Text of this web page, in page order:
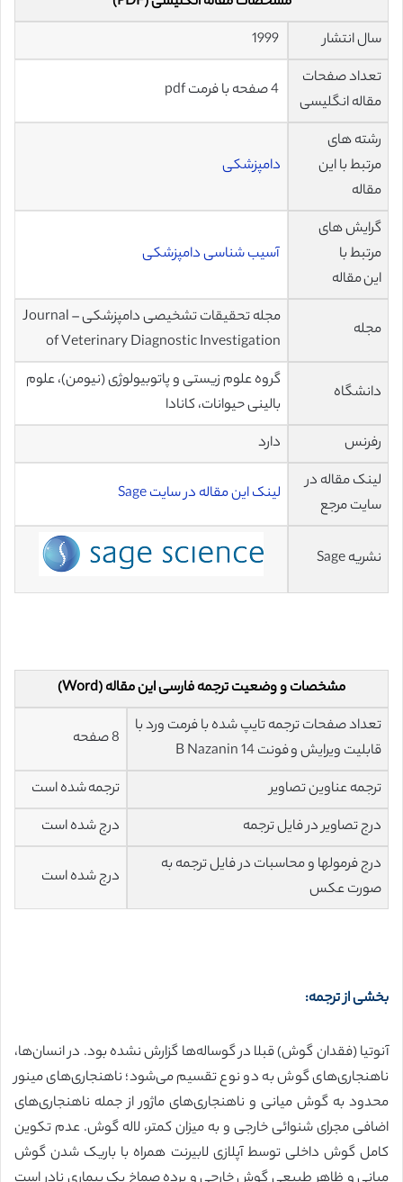
سال انتشار
تعداد صفحات
مقاله انگلیسی
رشته های
مرتبط با این
مقاله
دامپزشکی
گرایش های
مرتبط با
این مقاله
آسیب شناسی دامپزشکی
مجله
مجله تحقیقات تشخیصی دامپزشکی – Journal
of Veterinary Diagnostic Investigation
دانشگاه
گروه علوم زیستی و پاتوبیولوژی (نیومن)، علوم
بالینی حیوانات، کانادا
رفرنس
دارد
لینک مقاله در
سایت مرجع
لینک این مقاله در سایت Sage
نشریه Sage
مشخصات و وضعیت ترجمه فارسی این مقاله (Word)
تعداد صفحات ترجمه تایپ شده با فرمت ورد با
قابلیت ویرایش و فونت 14 B Nazanin
8 صفحه
ترجمه عناوین تصاویر
ترجمه شده است
درج تصاویر در فایل ترجمه
درج شده است
درج فرمولها و محاسبات در فایل ترجمه به
صورت عکس
درج شده است
بخشی از ترجمه:
آنوتیا (فقدان گوش) قبلا در گوساله‌ها گزارش نشده بود. در انسان‌ها،
ناهنجاری‌های گوش به دو نوع تقسیم می‌شود؛ ناهنجاری‌های مینور
محدود به گوش میانی و ناهنجاری‌های ماژور از جمله ناهنجاری‌های
اضافی مجرای شنوائی خارجی و به میزان کمتر، لاله گوش. عدم تکوین
کامل گوش داخلی توسط آپلازی لابیرنت همراه با باریک شدن گوش